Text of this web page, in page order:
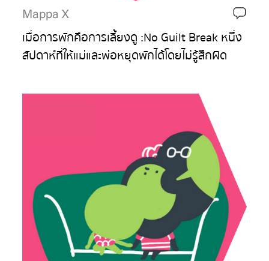
Mappa X
เมื่อการพักคือการเลี้ยงดู :No Guilt Break หนึ่ง
สัปดาห์ที่ให้แม่และพ่อหยุดพักได้โดยไม่รู้สึกผิด